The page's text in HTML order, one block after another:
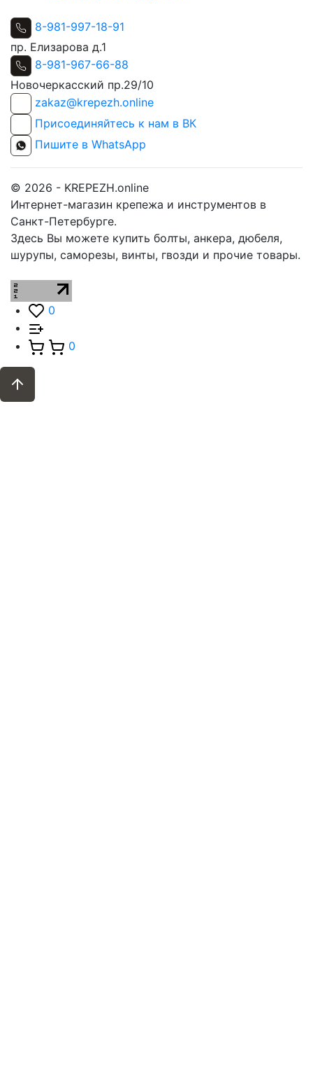
8-981-997-18-91
пр. Елизарова д.1
8-981-967-66-88
Новочеркасский пр.29/10
zakaz@krepezh.online
Присоединяйтесь к нам в ВК
Пишите в WhatsApp
© 2026 - KREPEZH.online
Интернет-магазин крепежа и инструментов в
Санкт-Петербурге.
Здесь Вы можете купить болты, анкера, дюбеля,
шурупы, саморезы, винты, гвозди и прочие товары.
0
0